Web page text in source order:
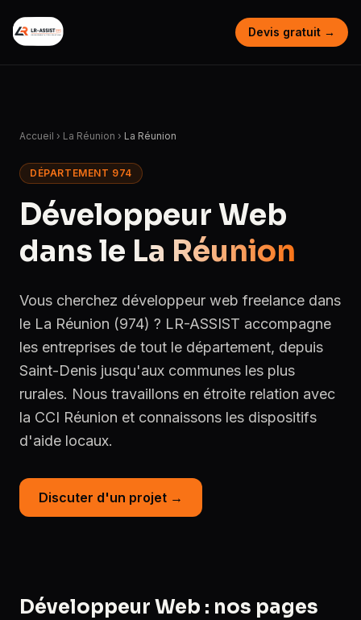
Devis gratuit →
Accueil › La Réunion › La Réunion
DÉPARTEMENT 974
Développeur Web
dans le La Réunion
Vous cherchez développeur web freelance dans
le La Réunion (974) ? LR-ASSIST accompagne
les entreprises de tout le département, depuis
Saint-Denis jusqu'aux communes les plus
rurales. Nous travaillons en étroite relation avec
la CCI Réunion et connaissons les dispositifs
d'aide locaux.
Discuter d'un projet →
Développeur Web : nos pages